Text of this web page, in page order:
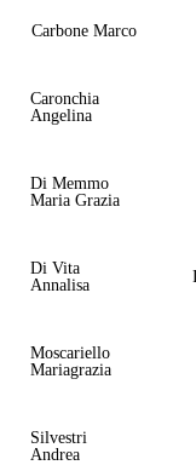
Carbone Marco
Caronchia
Angelina
Di Memmo
Maria Grazia
Di Vita
Annalisa
Moscariello
Mariagrazia
Silvestri
Andrea